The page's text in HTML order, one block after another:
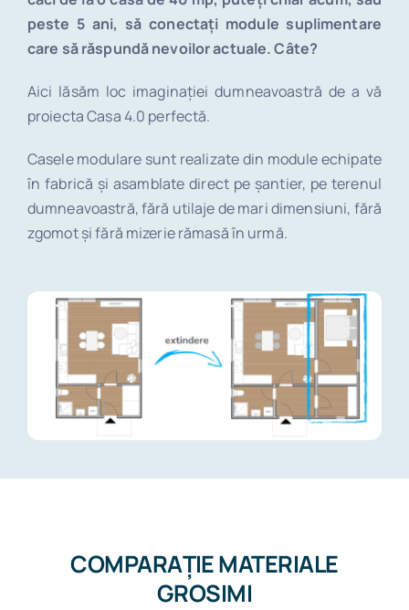
peste 5 ani, să conectați module suplimentare
care să răspundă nevoilor actuale.Câte?
Aici lăsăm loc imaginației dumneavoastră de a vă
proiecta Casa 4.0 perfectă.
Casele modulare sunt realizate din module echipate
în fabrică și asamblate direct pe șantier, pe terenul
dumneavoastră, fără utilaje de mari dimensiuni, fără
zgomot și fără mizerie rămasă în urmă.
COMPARAȚIE MATERIALE
GROSIMI